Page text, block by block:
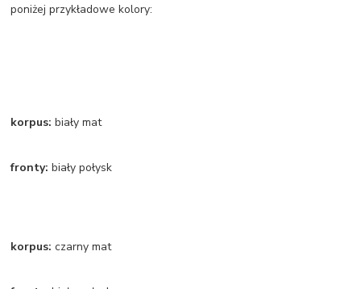
poniżej przykładowe kolory:
korpus: biały mat
fronty: biały połysk
korpus: czarny mat